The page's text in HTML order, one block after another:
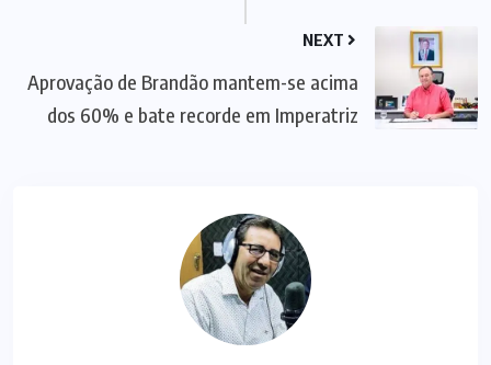
NEXT
Aprovação de Brandão mantem-se acima
dos 60% e bate recorde em Imperatriz